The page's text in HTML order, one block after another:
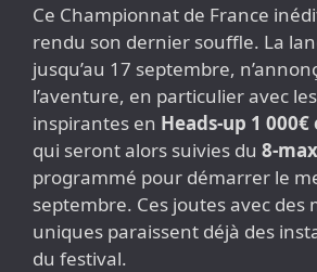
Ce Championnat de France
rendu son dernier souffle. La
jusqu’au 17 septembre,
l’aventure, en particulier avec
inspirantes en Heads-up 1
qui seront alors suivies du 8-
programmé pour démarrer le
septembre. Ces joutes avec des
uniques paraissent déjà des
du festival.